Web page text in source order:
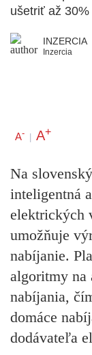
ušetriť až
INZERCIA
Inzercia
A- | A+
Na
inteligentná
elektrických
umožňuje
nabíjanie.
algoritmy na
nabíjania,
domáce
dodávateľa